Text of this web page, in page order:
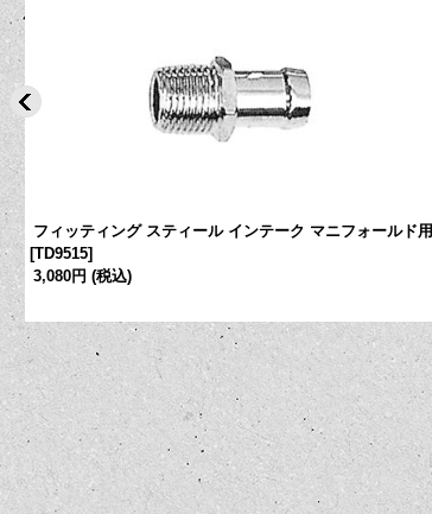
フィッティング スティール インテーク マニフォールド用
[TD9515]
3,080円 (税込)